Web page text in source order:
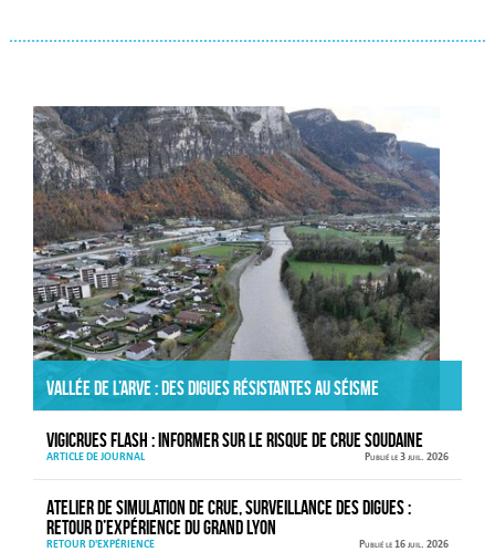
Vallée de l’Arve : des digues résistantes au séisme
VIGICRUES FLASH : informer sur le risque de crue soudaine
ARTICLE DE JOURNAL Publié le 3 juil. 2026
Atelier de simulation de crue, surveillance des digues :
retour d’expérience du Grand Lyon
RETOUR D'EXPÉRIENCE Publié le 16 juil. 2026